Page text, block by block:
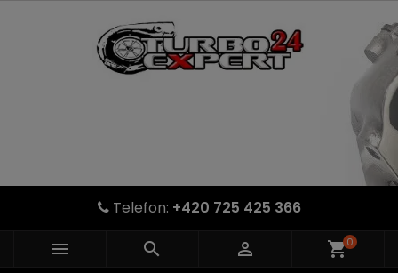
Telefon: +420 725 425 366
   shopping_cart0